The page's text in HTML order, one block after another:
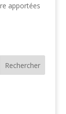
apportées